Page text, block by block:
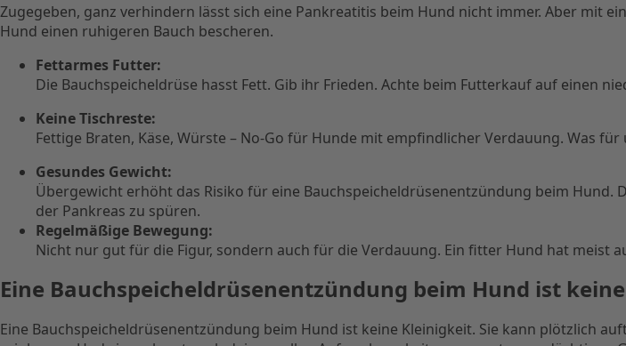
Zugegeben, ganz verhindern lässt sich eine Pankreatitis beim Hund nicht immer. Aber mit
Hund einen ruhigeren Bauch bescheren.
Fettarmes Futter:
Die Bauchspeicheldrüse hasst Fett. Gib ihr Frieden. Achte beim Futterkauf auf einen
Keine Tischreste:
Fettige Braten, Käse, Würste – No-Go für Hunde mit empfindlicher Verdauung. Was
Gesundes Gewicht:
Übergewicht erhöht das Risiko für eine Bauchspeicheldrüsenentzündung beim
der Pankreas zu spüren.
Regelmäßige Bewegung:
Nicht nur gut für die Figur, sondern auch für die Verdauung. Ein fitter Hund hat meist
Eine Bauchspeicheldrüsenentzündung beim Hund ist
Eine Bauchspeicheldrüsenentzündung beim Hund ist keine Kleinigkeit. Sie kann plötzlich